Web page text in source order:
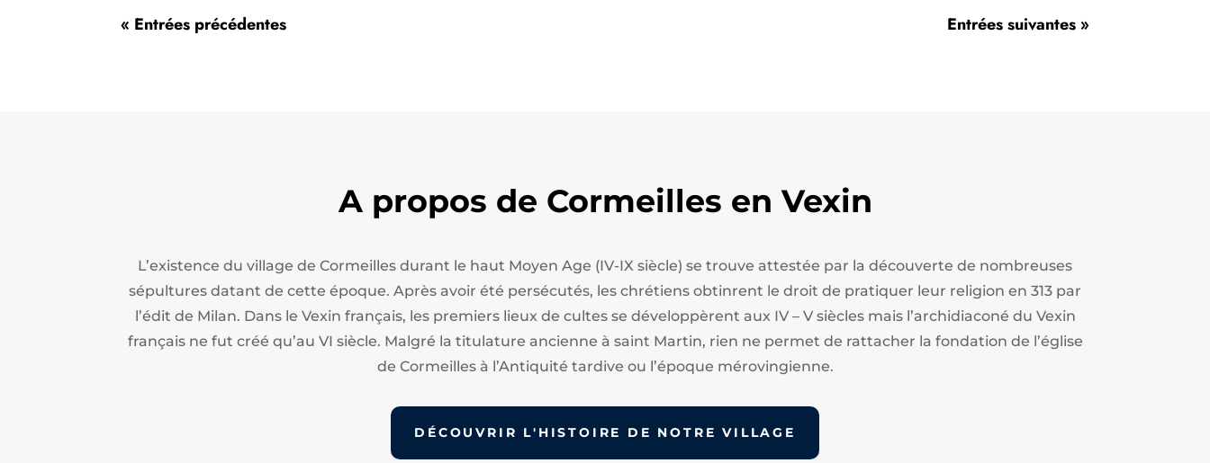
« Entrées précédentes Entrées suivantes »
A propos de Cormeilles en Vexin
L’existence du village de Cormeilles durant le haut Moyen Age (IV-IX siècle) se trouve attestée par la découverte de nombreuses
sépultures datant de cette époque. Après avoir été persécutés, les chrétiens obtinrent le droit de pratiquer leur religion en 313 par
l’édit de Milan. Dans le Vexin français, les premiers lieux de cultes se développèrent aux IV – V siècles mais l’archidiaconé du Vexin
français ne fut créé qu’au VI siècle. Malgré la titulature ancienne à saint Martin, rien ne permet de rattacher la fondation de l’église
de Cormeilles à l’Antiquité tardive ou l’époque mérovingienne.
DÉCOUVRIR L'HISTOIRE DE NOTRE VILLAGE